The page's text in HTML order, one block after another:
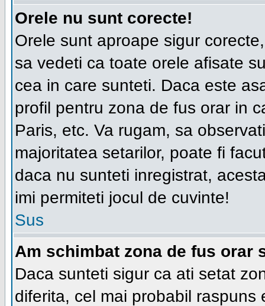
Orele nu sunt corecte!
Orele sunt aproape sigur
sa vedeti ca toate orele afisate
cea in care sunteti. Daca este
profil pentru zona de fus orar in
Paris, etc. Va rugam, sa
majoritatea setarilor, poate fi
daca nu sunteti inregistrat,
imi permiteti jocul de cuvinte!
Sus
Am schimbat zona de fus orar
Daca sunteti sigur ca ati setat
diferita, cel mai probabil